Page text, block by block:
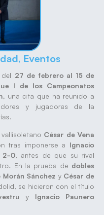
, Eventos
27 de febrero al 15 de
I de los Campeonatos
, una cita que ha reunido a
y jugadoras de la
César de Vena
tras imponerse a Ignacio
2-0, antes de que su rival
En la prueba de dobles
Morán Sánchez y César de
se hicieron con el título
y Ignacio Paunero